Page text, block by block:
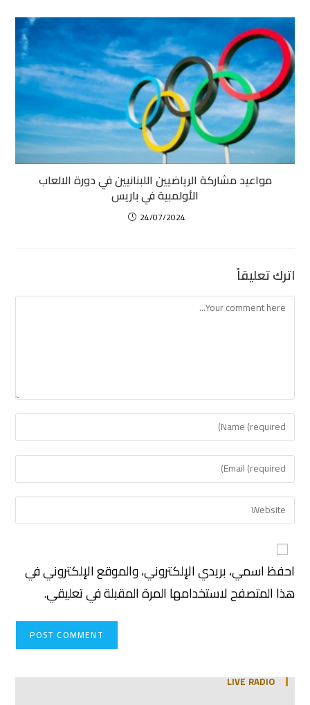
مواعيد مشاركة الرياضيين اللبنانيين في دورة الالعاب
الأولمبية في باريس
24/07/2024
اترك تعليقاً
احفظ اسمي، بريدي الإلكتروني، والموقع الإلكتروني في
هذا المتصفح لاستخدامها المرة المقبلة في تعليقي.
LIVE RADIO